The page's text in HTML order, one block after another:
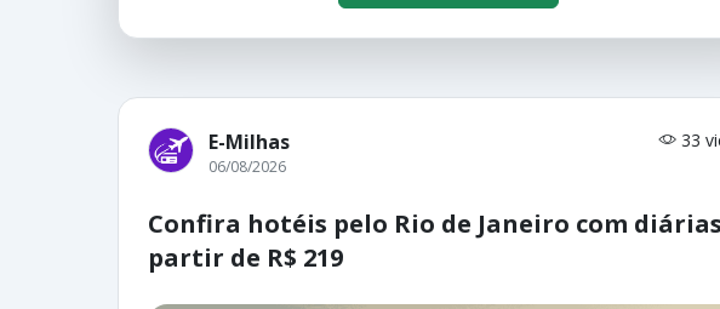
E-Milhas 33
06/08/2026
Confira hotéis pelo Rio de Janeiro com
partir de R$ 219